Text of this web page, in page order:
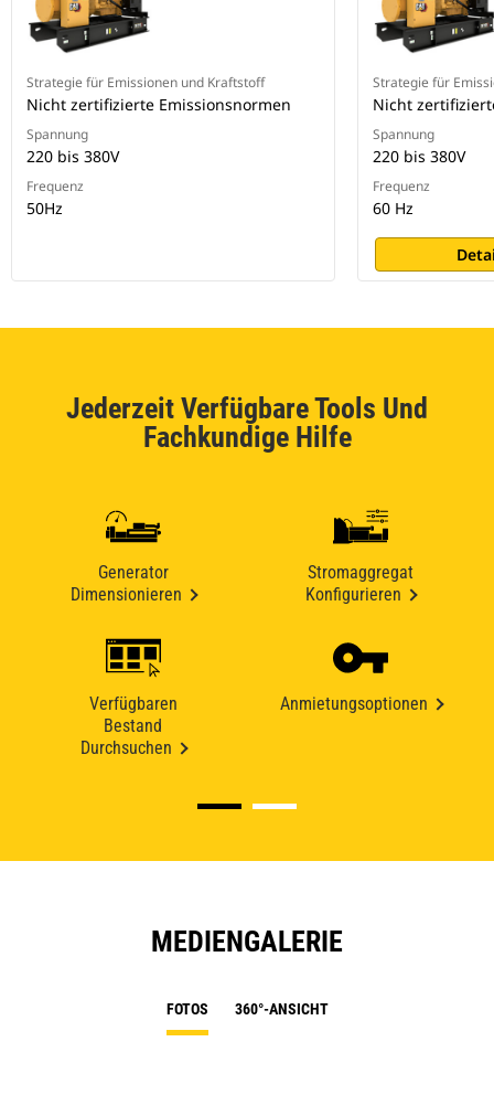
Strategie für Emissionen und Kraftstoff
Nicht zertifizierte Emissionsnormen
Spannung
220 bis 380V
Frequenz
50Hz
Strategie für
Nicht
Spannung
220 bis 380V
Frequenz
60 Hz
Jederzeit Verfügbare Tools Und
Fachkundige Hilfe
Generator
Dimensionieren
Stromaggregat
Konfigurieren
Verfügbaren
Bestand
Durchsuchen
Anmietungsoptionen
MEDIENGALERIE
FOTOS 360°-ANSICHT